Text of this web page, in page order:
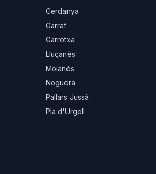
Cerdanya
Garraf
Garrotxa
Lluçanès
Moianès
Noguera
Pallars Jussà
Pla d'Urgell